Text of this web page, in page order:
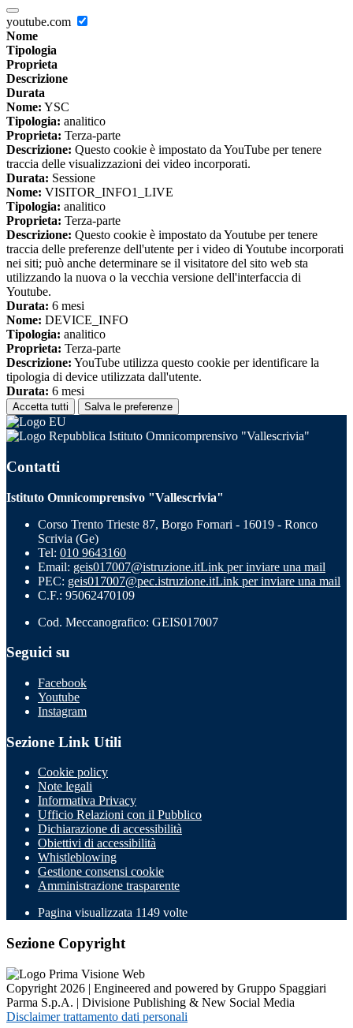
youtube.com
Nome
Tipologia
Proprieta
Descrizione
Durata
Nome: YSC
Tipologia: analitico
Proprieta: Terza-parte
Descrizione: Questo cookie è impostato da YouTube per tenere
traccia delle visualizzazioni dei video incorporati.
Durata: Sessione
Nome: VISITOR_INFO1_LIVE
Tipologia: analitico
Proprieta: Terza-parte
Descrizione: Questo cookie è impostato da Youtube per tenere
traccia delle preferenze dell'utente per i video di Youtube incorporati
nei siti; può anche determinare se il visitatore del sito web sta
utilizzando la nuova o la vecchia versione dell'interfaccia di
Youtube.
Durata: 6 mesi
Nome: DEVICE_INFO
Tipologia: analitico
Proprieta: Terza-parte
Descrizione: YouTube utilizza questo cookie per identificare la
tipologia di device utilizzata dall'utente.
Durata: 6 mesi
Accetta tutti Salva le preferenze
Istituto Omnicomprensivo "Vallescrivia"
Contatti
Istituto Omnicomprensivo "Vallescrivia"
Corso Trento Trieste 87, Borgo Fornari - 16019 - Ronco
Scrivia (Ge)
Tel: 010 9643160
Email: geis017007@istruzione.itLink per inviare una mail
PEC: geis017007@pec.istruzione.itLink per inviare una mail
C.F.: 95062470109
Cod. Meccanografico: GEIS017007
Seguici su
Facebook
Youtube
Instagram
Sezione Link Utili
Cookie policy
Note legali
Informativa Privacy
Ufficio Relazioni con il Pubblico
Dichiarazione di accessibilità
Obiettivi di accessibilità
Whistleblowing
Gestione consensi cookie
Amministrazione trasparente
Pagina visualizzata 1149 volte
Sezione Copyright
Copyright 2026 | Engineered and powered by Gruppo Spaggiari
Parma S.p.A. | Divisione Publishing & New Social Media
Disclaimer trattamento dati personali